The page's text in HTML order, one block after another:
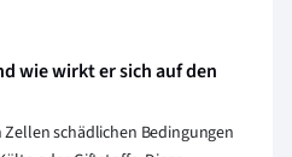
wie wirkt er sich auf den
schädlichen Bedingungen